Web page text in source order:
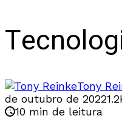
Tony
de outubro de 2022
10 min de leitura